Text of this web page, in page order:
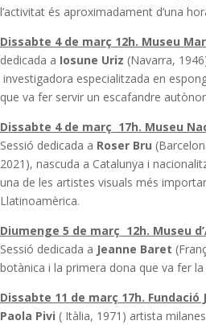
l’activitat és aproximadament d’una
Dissabte 4 de març 12h. Museu
dedicada a Iosune Uriz (Navarra,
investigadora especialitzada en
que va fer servir un escafandre
Dissabte 4 de març 17h. Museu
Sessió dedicada a Roser Bru
2021), nascuda a Catalunya i
una de les artistes visuals més
Llatinoamèrica.
Diumenge 5 de març 12h. Museu
Sessió dedicada a Jeanne Baret
botànica i la primera dona que va fer
Dissabte 11 de març 17h. Fundació
Paola Pivi ( Itàlia, 1971) artista